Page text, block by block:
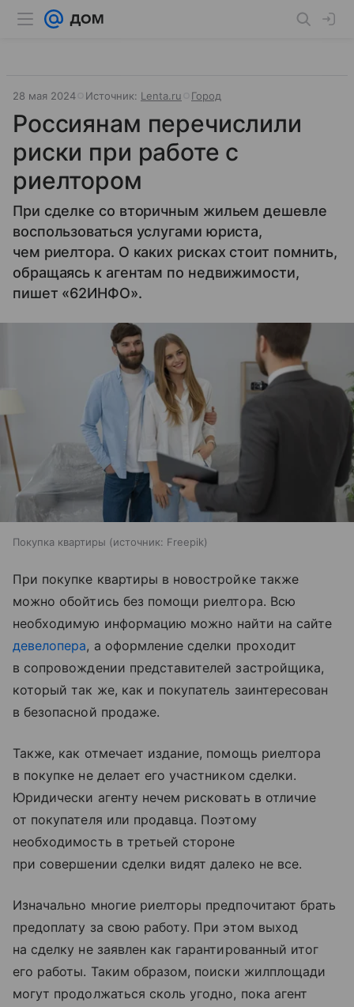
28 мая 2024 Источник: Lenta.ru Город
Россиянам перечислили
риски при работе с
риелтором
При сделке со вторичным жильем дешевле
воспользоваться услугами юриста,
чем риелтора. О каких рисках стоит помнить,
обращаясь к агентам по недвижимости,
пишет «62ИНФО».
Покупка квартиры источник: Freepik
При покупке квартиры в новостройке также
можно обойтись без помощи риелтора. Всю
необходимую информацию можно найти на сайте
девелопера, а оформление сделки проходит
в сопровождении представителей застройщика,
который так же, как и покупатель заинтересован
в безопасной продаже.
Также, как отмечает издание, помощь риелтора
в покупке не делает его участником сделки.
Юридически агенту нечем рисковать в отличие
от покупателя или продавца. Поэтому
необходимость в третьей стороне
при совершении сделки видят далеко не все.
Изначально многие риелторы предпочитают брать
предоплату за свою работу. При этом выход
на сделку не заявлен как гарантированный итог
его работы. Таким образом, поиски жилплощади
могут продолжаться сколь угодно, пока агент